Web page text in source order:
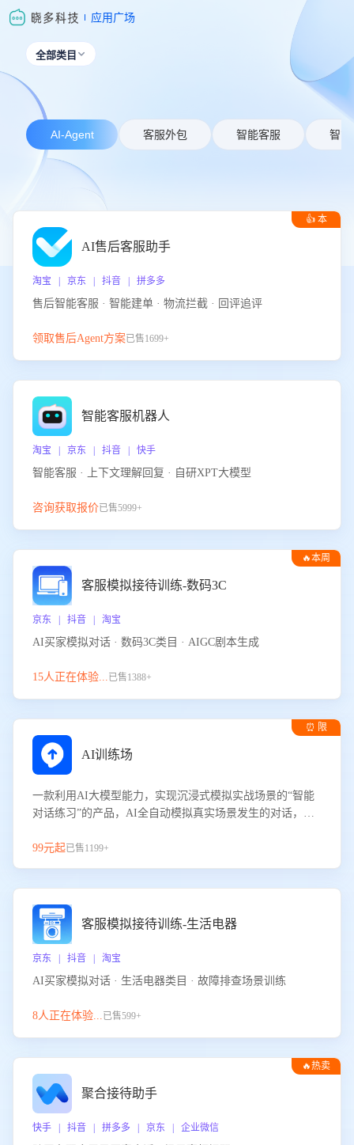
应用广场
全部类目 
AI-Agent 客服外包 智能客服 智能
👍 本
AI售后客服助手
淘宝 | 京东 | 抖音 | 拼多多
售后智能客服 · 智能建单 · 物流拦截 · 回评追评
领取售后Agent方案已售1699+
智能客服机器人
淘宝 | 京东 | 抖音 | 快手
智能客服 · 上下文理解回复 · 自研XPT大模型
咨询获取报价已售5999+
🔥本周
客服模拟接待训练-数码3C
京东 | 抖音 | 淘宝
AI买家模拟对话 · 数码3C类目 · AIGC剧本生成
15人正在体验...已售1388+
⏰ 限
AI训练场
一款利用AI大模型能力，实现沉浸式模拟实战场景的“智能
对话练习”的产品，AI全自动模拟真实场景发生的对话，企
服能力。
99元起已售1199+
客服模拟接待训练-生活电器
京东 | 抖音 | 淘宝
AI买家模拟对话 · 生活电器类目 · 故障排查场景训练
8人正在体验...已售599+
🔥热卖
聚合接待助手
快手 | 抖音 | 拼多多 | 京东 | 企业微信